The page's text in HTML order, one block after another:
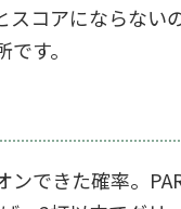
スコアにならない
す。
ンできた確率。